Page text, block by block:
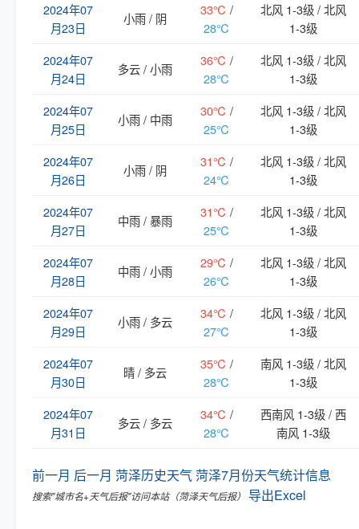
2024年07
月23日
小雨 / 阴
33℃ /
28℃
北风 1-3级 / 北风
1-3级
2024年07
月24日
多云 / 小雨
36℃ /
28℃
北风 1-3级 / 北风
1-3级
2024年07
月25日
小雨 / 中雨
30℃ /
25℃
北风 1-3级 / 北风
1-3级
2024年07
月26日
小雨 / 阴
31℃ /
24℃
北风 1-3级 / 北风
1-3级
2024年07
月27日
中雨 / 暴雨
31℃ /
25℃
北风 1-3级 / 北风
1-3级
2024年07
月28日
中雨 / 小雨
29℃ /
26℃
北风 1-3级 / 北风
1-3级
2024年07
月29日
小雨 / 多云
34℃ /
27℃
北风 1-3级 / 北风
1-3级
2024年07
月30日
晴 / 多云
35℃ /
28℃
南风 1-3级 / 北风
1-3级
2024年07
月31日
多云 / 多云
34℃ /
28℃
西南风 1-3级 / 西
南风 1-3级
前一月 后一月 菏泽历史天气 菏泽7月份天气统计信息
搜索"城市名+天气后报"访问本站（菏泽天气后报） 导出Excel